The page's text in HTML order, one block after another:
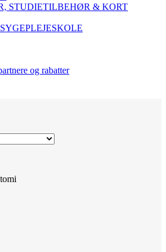
STUDIETILBEHØR & KORT
og rabatter